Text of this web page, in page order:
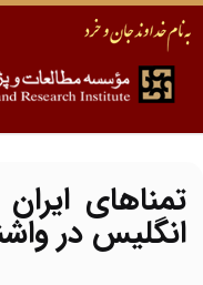
تمناهای
انگلیس در